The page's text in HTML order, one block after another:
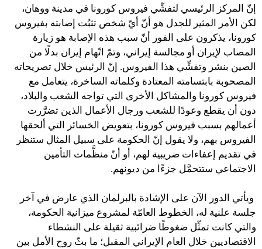
إنّ المركز الرئيسي لتفشِّي فيروس كورونا في مدينة ووهان،
لكن الأمر المثير للجدل هو أنّ أيّ شخص تثبُت إصابته بفيروس
كورونا، يذكرون على الفور أنّ سبب هذه الإصابة هو زيارة
المصاب لإيران أو مجالسة إيراني، وتمّ اتّهام إيران بدلًا من
الصين بنشر وتفشِّي هذا الفيروس. إنّ الرئيس خلال تصريحاته
المصحوبة بابتسامته المعتادة وكلماته الساخرة، يتعامل مع
فيروس كورونا والمشاكل الأخرى التي تواجه الشعب والبلاد،
دون أن يقطع وعودًا للشعب ورجال الأعمال الذين تضرَّرت
أعمالهم بسبب فيروس كورونا، بتعويض الخسائر التي ألحقها
الفيروس بهم، ولا يقول إنّ الحكومة على سبيل المثال ستنظر
في تقديم إعفاءات ضريبية لهم، أو أنّ منظَّمات التأمين
الاجتماعي ستتحمَّل جزءًا من ديونهم.
ويأتي الدور الآن على الإشادة بالبرلمان الذي عارض في آخر
جلسة علنية له، الخطوط العامّة لمشروع ميزانية الحكومة،
والتي كانت تمثِّل ضغوطًا ضرائبية ثقيلة على النشطاء
الاقتصاديين خلال العام الإيراني المقبل؛ ما بثّ روح الأمل بين